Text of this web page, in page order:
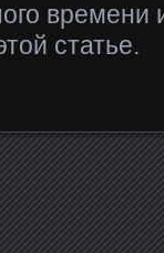
времени
статье.